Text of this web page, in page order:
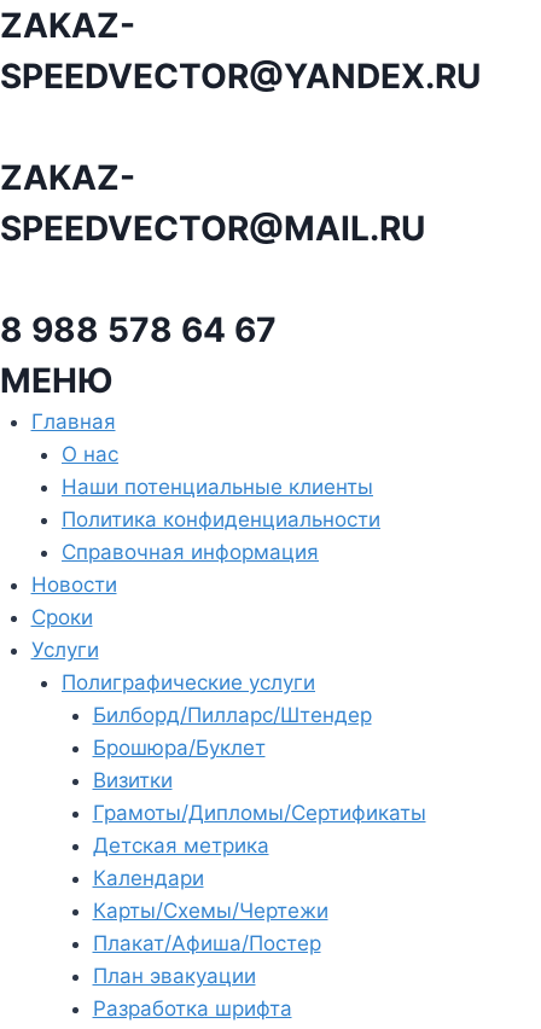
Перейти
содержанию
ZAKAZ-
SPEEDVECTOR@YANDEX.RU
ZAKAZ-
SPEEDVECTOR@MAIL.RU
8 988 578 64 67
МЕНЮ
Главная
О нас
Наши потенциальные клиенты
Политика конфиденциальности
Справочная информация
Новости
Сроки
Услуги
Полиграфические услуги
Билборд/Пилларс/Штендер
Брошюра/Буклет
Визитки
Грамоты/Дипломы/Сертификаты
Детская метрика
Календари
Карты/Схемы/Чертежи
Плакат/Афиша/Постер
План эвакуации
Разработка шрифта